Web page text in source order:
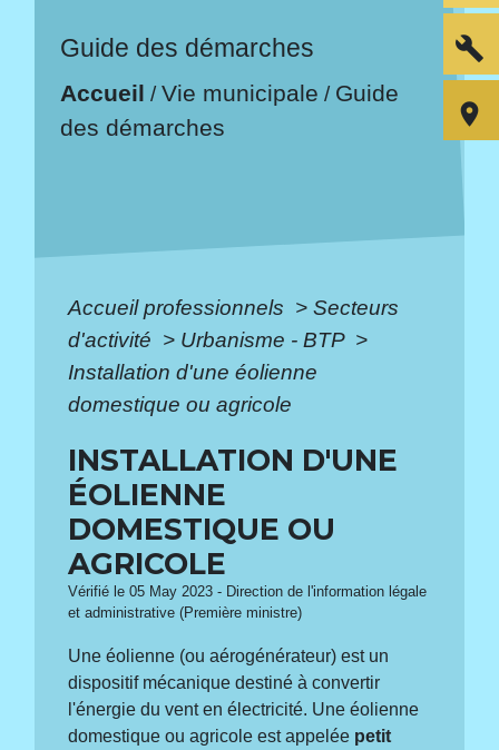
Guide des démarches
Accueil /Vie municipale / Guide
des démarches
Accueil professionnels > Secteurs
d'activité > Urbanisme - BTP >
Installation d'une éolienne
domestique ou agricole
INSTALLATION D'UNE
ÉOLIENNE
DOMESTIQUE OU
AGRICOLE
Vérifié le 05 May 2023 - Direction de l'information légale
et administrative (Première ministre)
Une éolienne (ou aérogénérateur) est un
dispositif mécanique destiné à convertir
l'énergie du vent en électricité. Une éolienne
domestique ou agricole est appelée petit
build
room